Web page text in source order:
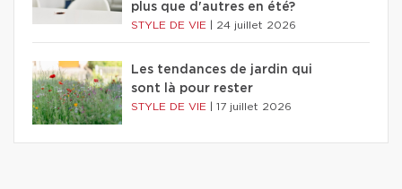
plus que d'autres en été?
STYLE DE VIE 24 juillet 2026
Les tendances de jardin qui
sont là pour rester
STYLE DE VIE 17 juillet 2026